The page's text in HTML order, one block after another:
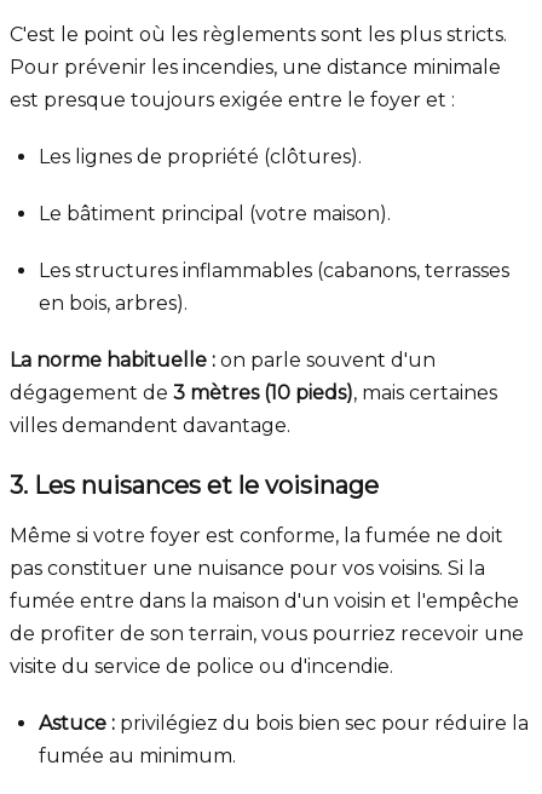
C'est le point où les règlements sont les plus stricts.
Pour prévenir les incendies, une distance minimale
est presque toujours exigée entre le foyer et :
Les lignes de propriété (clôtures).
Le bâtiment principal (votre maison).
Les structures inflammables (cabanons, terrasses
en bois, arbres).
La norme habituelle : on parle souvent d'un
dégagement de 3 mètres (10 pieds), mais certaines
villes demandent davantage.
3. Les nuisances et le voisinage
Même si votre foyer est conforme, la fumée ne doit
pas constituer une nuisance pour vos voisins. Si la
fumée entre dans la maison d'un voisin et l'empêche
de profiter de son terrain, vous pourriez recevoir une
visite du service de police ou d'incendie.
Astuce : privilégiez du bois bien sec pour réduire la
fumée au minimum.